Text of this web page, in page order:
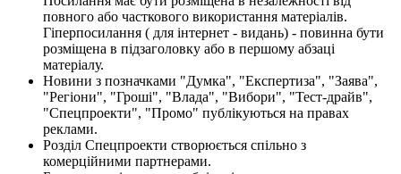
повного або часткового використання матеріалів.
Гіперпосилання ( для інтернет - видань) - повинна бути
розміщена в підзаголовку або в першому абзаці
матеріалу.
Новини з позначками "Думка", "Експертиза", "Заява",
"Регіони", "Гроші", "Влада", "Вибори", "Тест-драйв",
"Спецпроекти", "Промо" публікуються на правах
реклами.
Розділ Спецпроекти створюється спільно з
комерційними партнерами.